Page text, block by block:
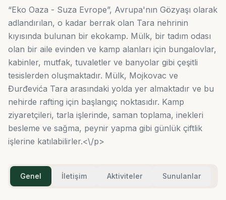
“Eko Oaza - Suza Evrope”, Avrupa'nın Gözyaşı olarak
adlandırılan, o kadar berrak olan Tara nehrinin
kıyısında bulunan bir ekokamp. Mülk, bir tadım odası
olan bir aile evinden ve kamp alanları için bungalovlar,
kabinler, mutfak, tuvaletler ve banyolar gibi çeşitli
tesislerden oluşmaktadır. Mülk, Mojkovac ve
Đurđevića Tara arasındaki yolda yer almaktadır ve bu
nehirde rafting için başlangıç noktasıdır. Kamp
ziyaretçileri, tarla işlerinde, saman toplama, inekleri
besleme ve sağma, peynir yapma gibi günlük çiftlik
işlerine katılabilirler.<\/p>
Genel İletişim Aktiviteler Sunulanlar